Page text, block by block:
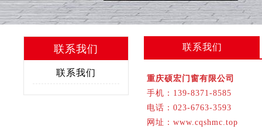
联系我们
联系我们
联系我们
重庆硕宏门窗有限公司
手机：139-8371-8585
电话：023-6763-3593
网址：www.cqshmc.top